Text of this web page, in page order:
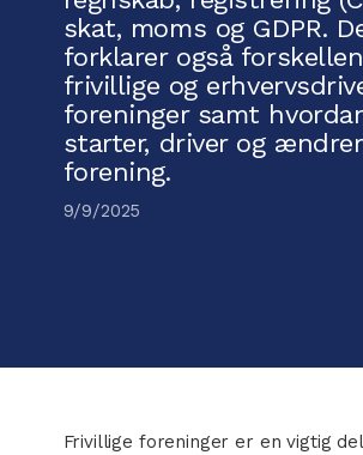
skat, moms og GDPR.
forklarer også
frivillige og
foreninger samt
starter, driver og
forening.
9/9/2025
Frivillige foreninger er en vigtig